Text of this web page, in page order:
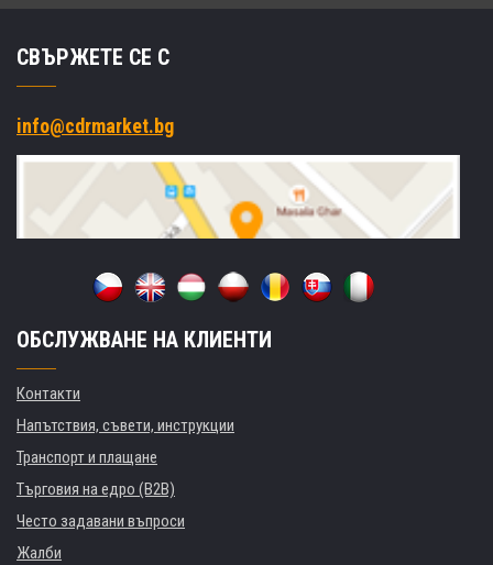
СВЪРЖЕТЕ СЕ С
info@cdrmarket.bg
ОБСЛУЖВАНЕ НА КЛИЕНТИ
Контакти
Напътствия, съвети, инструкции
Транспорт и плащане
Търговия на едро (B2B)
Често задавани въпроси
Жалби